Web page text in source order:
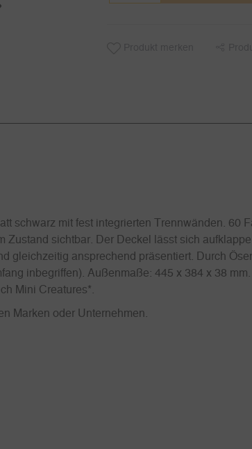
schwarz mit fest integrierten Trennwänden. 60
sichtbar. Der Deckel lässt sich
gleichzeitig ansprechend präsentiert. Durch
inbegriffen). Außenmaße: 445 x 384 x 38 mm.
Mini Creatures*.
Marken oder Unternehmen.